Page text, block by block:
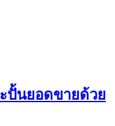
ปั้นยอดขายด้วย